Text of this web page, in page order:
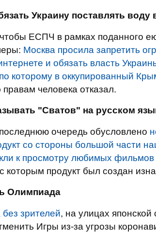
Украину поставлять
ЕСПЧ в рамках поданного
Москва просила запретить
и обязать власть
которому в оккупированный
человека отказал.
"Сватов" на русском
очередь обусловлено
со стороны большой части
к просмотру любимых
которым продукт был создан
Олимпиада
зрителей, на улицах
Игры из-за угрозы